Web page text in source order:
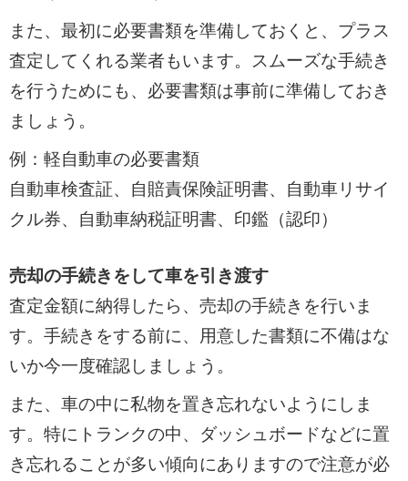
また、最初に必要書類を準備しておくと、プラス
査定してくれる業者もいます。スムーズな手続き
を行うためにも、必要書類は事前に準備しておき
ましょう。
例：軽自動車の必要書類
自動車検査証、自賠責保険証明書、自動車リサイ
クル券、自動車納税証明書、印鑑（認印）
売却の手続きをして車を引き渡す
査定金額に納得したら、売却の手続きを行いま
す。手続きをする前に、用意した書類に不備はな
いか今一度確認しましょう。
また、車の中に私物を置き忘れないようにしま
す。特にトランクの中、ダッシュボードなどに置
き忘れることが多い傾向にありますので注意が必